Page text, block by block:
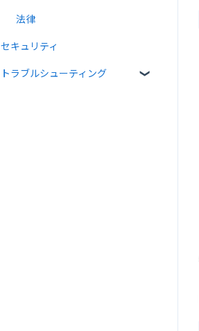
法律
セキュリティ
トラブルシューティング